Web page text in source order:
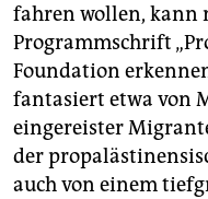
fahren wollen, kann
Programmschrift
Foundation
fantasiert etwa von
eingereister
der
auch von einem